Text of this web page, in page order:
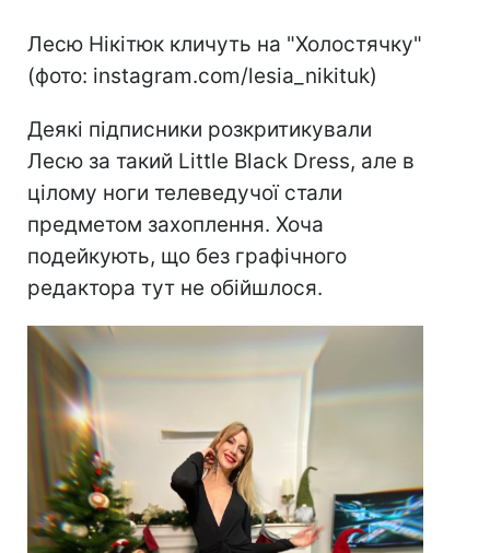
Лесю Нікітюк кличуть на "Холостячку"
(фото: instagram.com/lesia_nikituk)
Деякі підписники розкритикували
Лесю за такий Little Black Dress, але в
цілому ноги телеведучої стали
предметом захоплення. Хоча
подейкують, що без графічного
редактора тут не обійшлося.